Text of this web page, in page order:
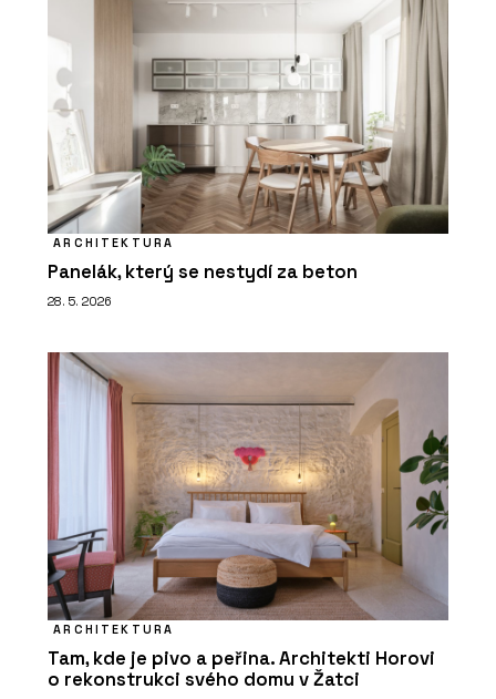
ARCHITEKTURA
Panelák, který se nestydí za beton
28. 5. 2026
ARCHITEKTURA
Tam, kde je pivo a peřina. Architekti Horovi
o rekonstrukci svého domu v Žatci